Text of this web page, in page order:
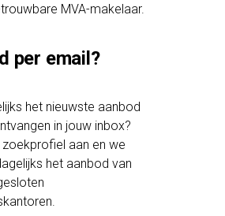
MVA-makelaar.
per email?
het nieuwste aanbod
in jouw inbox?
aan en we
het aanbod van